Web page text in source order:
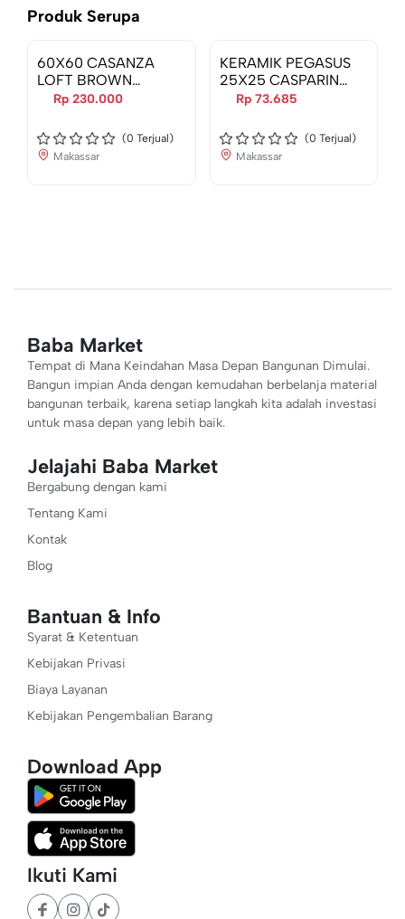
Produk Serupa
60X60 CASANZA
LOFT BROWN
(106686)
Rp 230.000
(0 Terjual)
Makassar
KERAMIK PEGASUS
25X25 CASPARIN
BROWN 56218
Rp 73.685
(0 Terjual)
Makassar
Baba Market
Tempat di Mana Keindahan Masa Depan Bangunan Dimulai.
Bangun impian Anda dengan kemudahan berbelanja material
bangunan terbaik, karena setiap langkah kita adalah investasi
untuk masa depan yang lebih baik.
Jelajahi Baba Market
Bergabung dengan kami
Tentang Kami
Kontak
Blog
Bantuan & Info
Syarat & Ketentuan
Kebijakan Privasi
Biaya Layanan
Kebijakan Pengembalian Barang
Download App
Ikuti Kami